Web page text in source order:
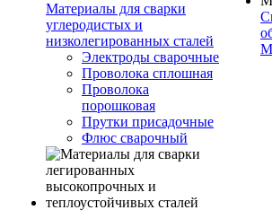
Материалы для сварки
углеродистых и
низколегированных сталей
Электроды сварочные
Проволока сплошная
Проволока
порошковая
Прутки присадочные
Флюс сварочный